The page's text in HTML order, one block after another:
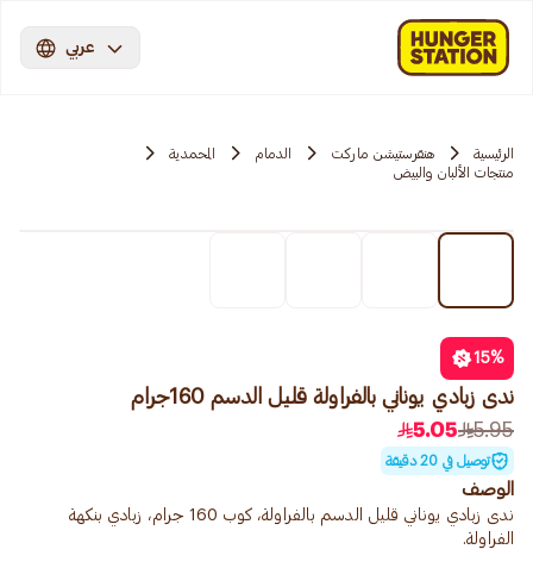
عربي
الرئيسية هنقرستيشن ماركت الدمام
المحمدية
منتجات الألبان والبيض
15%
ندى زبادي يوناني بالفراولة قليل الدسم 160جرام
5.95
5.05
توصيل في 20 دقيقة
الوصف
ندى زبادي يوناني قليل الدسم بالفراولة، كوب 160 جرام، زبادي بنكهة
الفراولة.